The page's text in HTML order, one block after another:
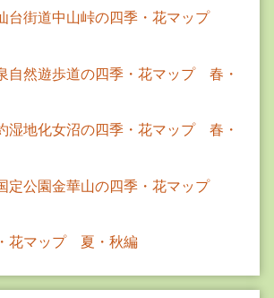
台街道中山峠の四季・花マップ
自然遊歩道の四季・花マップ 春・
湿地化女沼の四季・花マップ 春・
定公園金華山の四季・花マップ
花マップ 夏・秋編